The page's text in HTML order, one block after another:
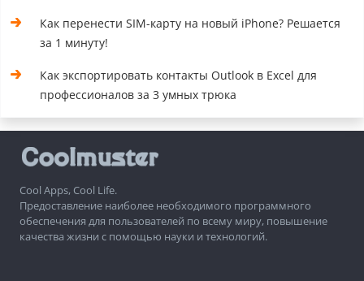
Как перенести SIM-карту на новый iPhone? Решается
за 1 минуту!
Как экспортировать контакты Outlook в Excel для
профессионалов за 3 умных трюка
Cool Apps, Cool Life.
Предоставление наиболее необходимого программного
обеспечения для пользователей по всему миру, повышение
качества жизни с помощью науки и технологий.